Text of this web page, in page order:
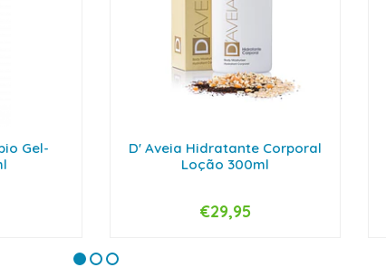
Gel-
D' Aveia Hidratante Corporal
Loção 300ml
+
€29,95